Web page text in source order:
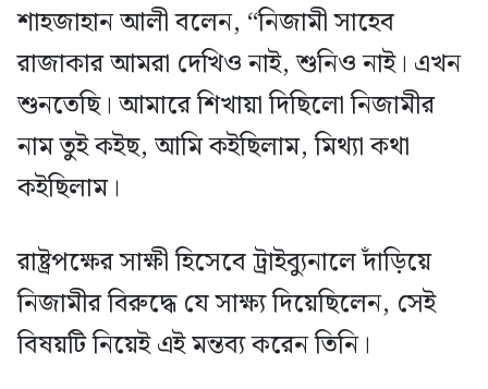
শাহজাহান আলী বলেন, “নিজামী সাহেব
রাজাকার আমরা দেখিও নাই, শুনিও নাই। এখন
শুনতেছি। আমারে শিখায়া দিছিলো নিজামীর
নাম তুই কইছ, আমি কইছিলাম, মিথ্যা কথা
কইছিলাম।
রাষ্ট্রপক্ষের সাক্ষী হিসেবে ট্রাইব্যুনালে দাঁড়িয়ে
নিজামীর বিরুদ্ধে যে সাক্ষ্য দিয়েছিলেন, সেই
বিষয়টি নিয়েই এই মন্তব্য করেন তিনি।